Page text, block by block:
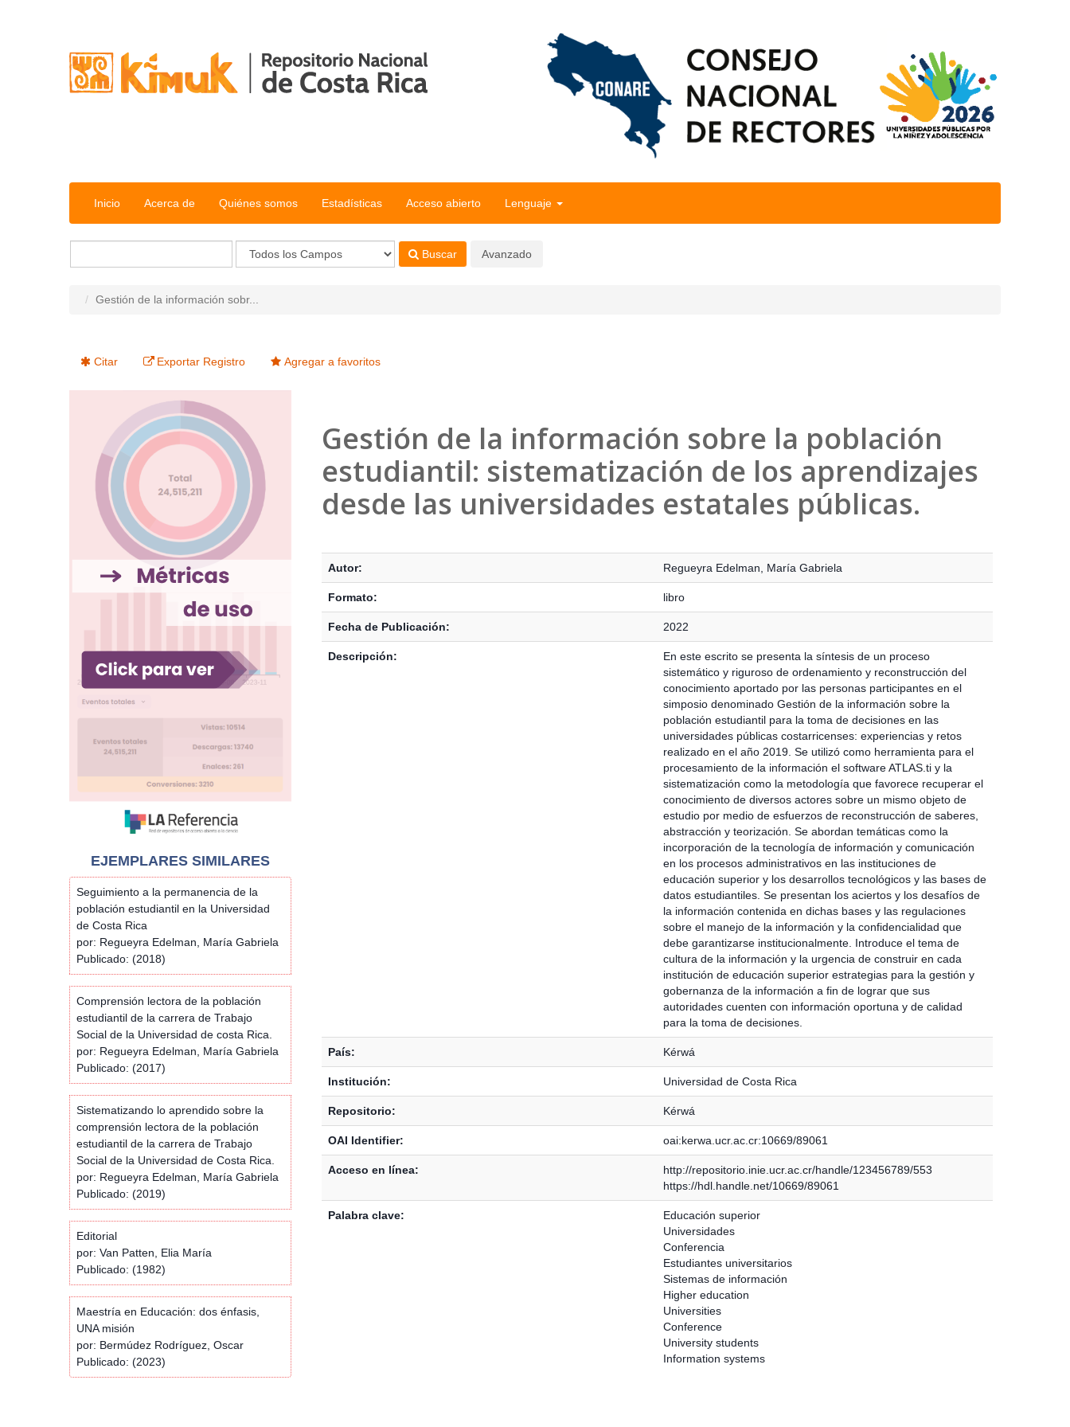
Inicio Acerca de Quiénes somos Estadísticas Acceso abierto Lenguaje
Buscar Avanzado
Gestión de la información sobr...
Citar Exportar Registro Agregar a favoritos
Gestión de la información sobre la población
estudiantil: sistematización de los aprendizajes
desde las universidades estatales públicas.
Autor: Regueyra Edelman, María Gabriela
Formato: libro
Fecha de Publicación: 2022
Descripción:
En este escrito se presenta la síntesis de un proceso
sistemático y riguroso de ordenamiento y reconstrucción del
conocimiento aportado por las personas participantes en el
simposio denominado Gestión de la información sobre la
población estudiantil para la toma de decisiones en las
universidades públicas costarricenses: experiencias y retos
realizado en el año 2019. Se utilizó como herramienta para el
procesamiento de la información el software ATLAS.ti y la
sistematización como la metodología que favorece recuperar el
conocimiento de diversos actores sobre un mismo objeto de
estudio por medio de esfuerzos de reconstrucción de saberes,
abstracción y teorización. Se abordan temáticas como la
incorporación de la tecnología de información y comunicación
en los procesos administrativos en las instituciones de
educación superior y los desarrollos tecnológicos y las bases de
datos estudiantiles. Se presentan los aciertos y los desafíos de
la información contenida en dichas bases y las regulaciones
sobre el manejo de la información y la confidencialidad que
debe garantizarse institucionalmente. Introduce el tema de
cultura de la información y la urgencia de construir en cada
institución de educación superior estrategias para la gestión y
gobernanza de la información a fin de lograr que sus
autoridades cuenten con información oportuna y de calidad
para la toma de decisiones.
País: Kérwá
Institución: Universidad de Costa Rica
Repositorio: Kérwá
OAI Identifier: oai:kerwa.ucr.ac.cr:10669/89061
Acceso en línea:
http://repositorio.inie.ucr.ac.cr/handle/123456789/553
https://hdl.handle.net/10669/89061
Palabra clave:
Educación superior
Universidades
Conferencia
Estudiantes universitarios
Sistemas de información
Higher education
Universities
Conference
University students
Information systems
EJEMPLARES SIMILARES
Seguimiento a la permanencia de la
población estudiantil en la Universidad
de Costa Rica
por: Regueyra Edelman, María Gabriela
Publicado: (2018)
Comprensión lectora de la población
estudiantil de la carrera de Trabajo
Social de la Universidad de costa Rica.
por: Regueyra Edelman, María Gabriela
Publicado: (2017)
Sistematizando lo aprendido sobre la
comprensión lectora de la población
estudiantil de la carrera de Trabajo
Social de la Universidad de Costa Rica.
por: Regueyra Edelman, María Gabriela
Publicado: (2019)
Editorial
por: Van Patten, Elia María
Publicado: (1982)
Maestría en Educación: dos énfasis,
UNA misión
por: Bermúdez Rodríguez, Oscar
Publicado: (2023)